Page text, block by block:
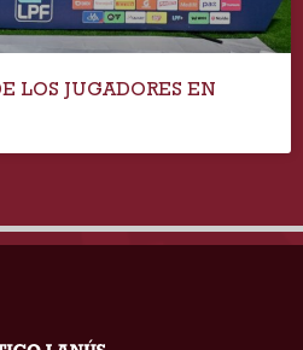
LOS JUGADORES EN